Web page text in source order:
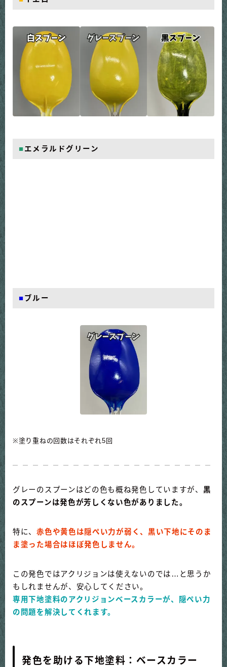
■エメラルドグリーン
■ブルー
※塗り重ねの回数はそれぞれ5回
グレーのスプーンはどの色も概ね発色していますが、 黒
のスプーンは発色が芳しくない色がありました。
特に、赤色や黄色は隠ぺい力が弱く、黒い下地にそのま
ま塗った場合はほぼ発色しません。
この発色ではアクリジョンは使えないのでは…と思うか
もしれませんが、安心してください。
専用下地塗料のアクリジョンベースカラーが、隠ぺい力
の問題を解決してくれます。
発色を助ける下地塗料：ベースカラー